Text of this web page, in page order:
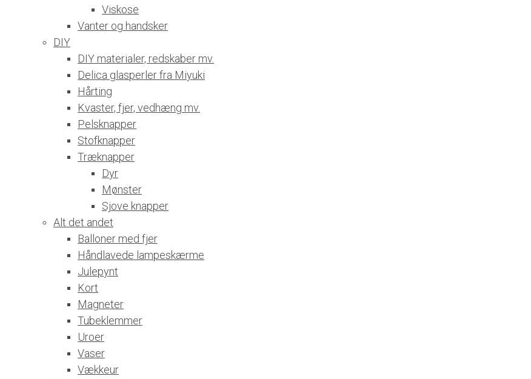
Viskose
Vanter og handsker
DIY
DIY materialer, redskaber mv.
Delica glasperler fra Miyuki
Hårting
Kvaster, fjer, vedhæng mv.
Pelsknapper
Stofknapper
Træknapper
Dyr
Mønster
Sjove knapper
Alt det andet
Balloner med fjer
Håndlavede lampeskærme
Julepynt
Kort
Magneter
Tubeklemmer
Uroer
Vaser
Vækkeur